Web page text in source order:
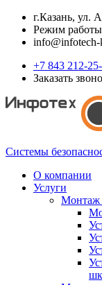
г.Казань, ул.
Режим
info@infotech-
+7 843 212-
Заказать
Системы
О компании
Услуги
Монтаж